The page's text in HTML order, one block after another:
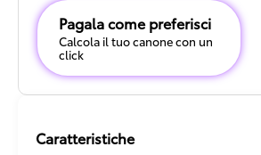
Pagala come preferisci
Calcola il tuo canone con un
click
Caratteristiche